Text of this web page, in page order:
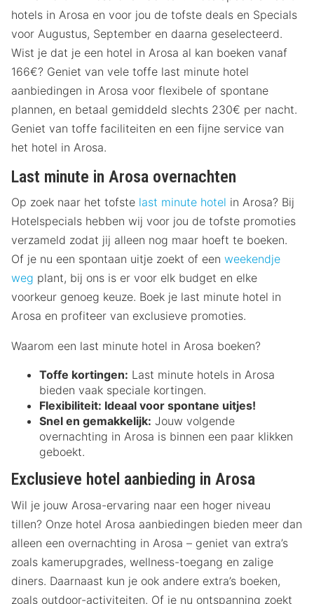
hotels in Arosa en voor jou de tofste deals en Specials
voor Augustus, September en daarna geselecteerd.
Wist je dat je een hotel in Arosa al kan boeken vanaf
166€? Geniet van vele toffe last minute hotel
aanbiedingen in Arosa voor flexibele of spontane
plannen, en betaal gemiddeld slechts 230€ per nacht.
Geniet van toffe faciliteiten en een fijne service van
het hotel in Arosa.
Last minute in Arosa overnachten
Op zoek naar het tofste last minute hotel in Arosa? Bij
Hotelspecials hebben wij voor jou de tofste promoties
verzameld zodat jij alleen nog maar hoeft te boeken.
Of je nu een spontaan uitje zoekt of een weekendje
weg plant, bij ons is er voor elk budget en elke
voorkeur genoeg keuze. Boek je last minute hotel in
Arosa en profiteer van exclusieve promoties.
Waarom een last minute hotel in Arosa boeken?
Toffe kortingen: Last minute hotels in Arosa
bieden vaak speciale kortingen.
Flexibiliteit: Ideaal voor spontane uitjes!
Snel en gemakkelijk: Jouw volgende
overnachting in Arosa is binnen een paar klikken
geboekt.
Exclusieve hotel aanbieding in Arosa
Wil je jouw Arosa-ervaring naar een hoger niveau
tillen? Onze hotel Arosa aanbiedingen bieden meer dan
alleen een overnachting in Arosa – geniet van extra’s
zoals kamerupgrades, wellness-toegang en zalige
diners. Daarnaast kun je ook andere extra’s boeken,
zoals outdoor-activiteiten. Of je nu ontspanning zoekt